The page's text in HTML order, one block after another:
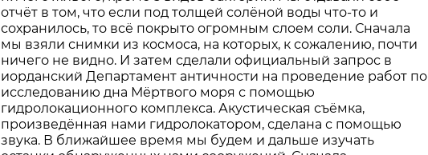
отчёт в том, что если под толщей солёной воды что-то и
сохранилось, то всё покрыто огромным слоем соли. Сначала
мы взяли снимки из космоса, на которых, к сожалению, почти
ничего не видно. И затем сделали официальный запрос в
иорданский Департамент античности на проведение работ по
исследованию дна Мёртвого моря с помощью
гидролокационного комплекса. Акустическая съёмка,
произведённая нами гидролокатором, сделана с помощью
звука. В ближайшее время мы будем и дальше изучать